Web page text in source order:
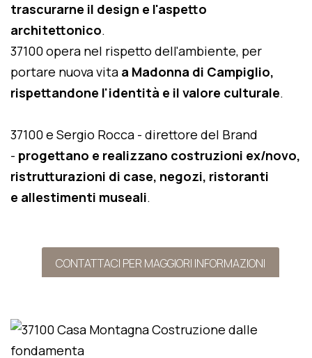
trascurarne il design e l'aspetto
architettonico.
37100 opera nel rispetto dell'ambiente, per
portare nuova vita a Madonna di Campiglio,
rispettandone l'identità e il valore culturale.
37100 e Sergio Rocca - direttore del Brand
- progettano e realizzano costruzioni ex/novo,
ristrutturazioni di case, negozi, ristoranti
e allestimenti museali.
CONTATTACI PER MAGGIORI INFORMAZIONI